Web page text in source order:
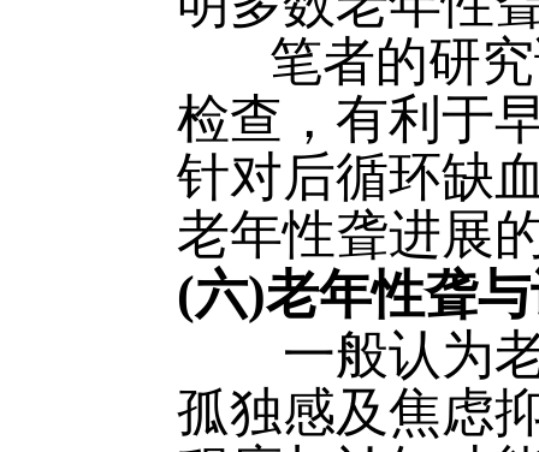
笔者的研究
检查，有利于
针对后循环缺
老年性聋进展
(六)老年性聋
一般认为老
孤独感及焦虑